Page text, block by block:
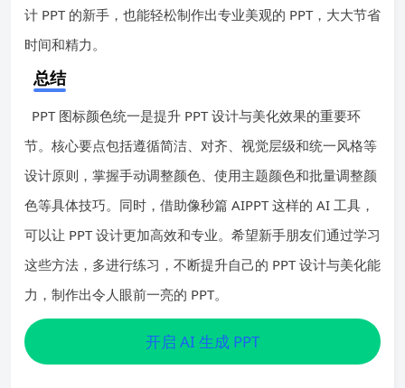
计 PPT 的新手，也能轻松制作出专业美观的 PPT，大大节省
时间和精力。
总结
PPT 图标颜色统一是提升 PPT 设计与美化效果的重要环
节。核心要点包括遵循简洁、对齐、视觉层级和统一风格等
设计原则，掌握手动调整颜色、使用主题颜色和批量调整颜
色等具体技巧。同时，借助像秒篇 AIPPT 这样的 AI 工具，
可以让 PPT 设计更加高效和专业。希望新手朋友们通过学习
这些方法，多进行练习，不断提升自己的 PPT 设计与美化能
力，制作出令人眼前一亮的 PPT。
开启 AI 生成 PPT